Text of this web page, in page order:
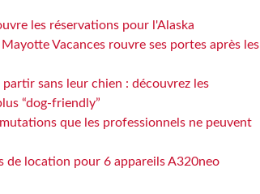
les réservations pour l'Alaska
Vacances rouvre ses portes après les
partir sans leur chien : découvrez les
“dog-friendly”
que les professionnels ne peuvent
de location pour 6 appareils A320neo